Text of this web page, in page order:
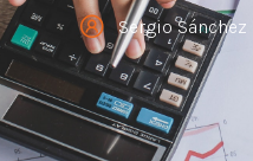
Sergio Sánchez